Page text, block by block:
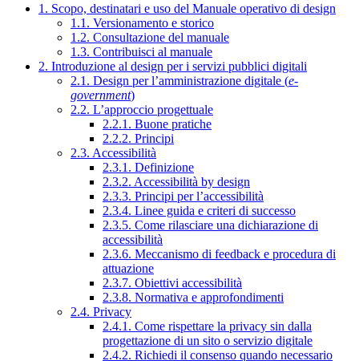
1. Scopo, destinatari e uso del Manuale operativo di design
1.1. Versionamento e storico
1.2. Consultazione del manuale
1.3. Contribuisci al manuale
2. Introduzione al design per i servizi pubblici digitali
2.1. Design per l’amministrazione digitale (e-
government)
2.2. L’approccio progettuale
2.2.1. Buone pratiche
2.2.2. Principi
2.3. Accessibilità
2.3.1. Definizione
2.3.2. Accessibilità by design
2.3.3. Principi per l’accessibilità
2.3.4. Linee guida e criteri di successo
2.3.5. Come rilasciare una dichiarazione di
accessibilità
2.3.6. Meccanismo di feedback e procedura di
attuazione
2.3.7. Obiettivi accessibilità
2.3.8. Normativa e approfondimenti
2.4. Privacy
2.4.1. Come rispettare la privacy sin dalla
progettazione di un sito o servizio digitale
2.4.2. Richiedi il consenso quando necessario